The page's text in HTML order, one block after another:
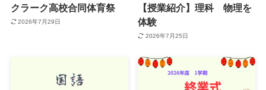
クラーク高校合同体育祭
2026年7月29日
【授業紹介】理科 物理を
体験
2026年7月25日